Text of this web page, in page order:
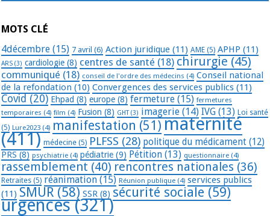
MOTS CLÉ
4décembre (15) 7 avril (6) Action juridique (11) AME (5) APHP (11)
ARS (3) cardiologie (8) centres de santé (18) chirurgie (45)
communiqué (18) conseil de l'ordre des médecins (4) Conseil national
de la refondation (10) Convergences des services publics (11)
Covid (20) Ehpad (8) europe (8) fermeture (15) fermetures
temporaires (4) film (4) Fusion (8) GHT(3) imagerie (14) IVG (13) Loi santé
(5) Lure2023 (4) manifestation (51) maternité
(411) médecine (5) PLFSS (28) politique du médicament (12)
PRS (8) psychiatrie (4) pédiatrie (9) Pétition (13) questionnaire (4)
rassemblement (40) rencontres nationales (36)
Retraites (5) réanimation (15) Réunion publique (4) services publics
(11) SMUR (58) SSR (8) sécurité sociale (59)
urgences(321)